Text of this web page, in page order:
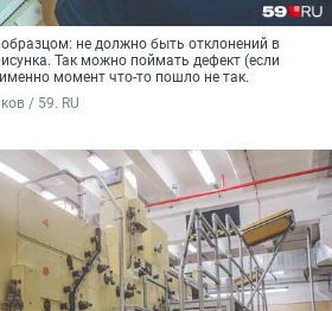
не должно быть отклонений в
Так можно поймать дефект (если
момент что-то пошло не так.
/ 59. RU